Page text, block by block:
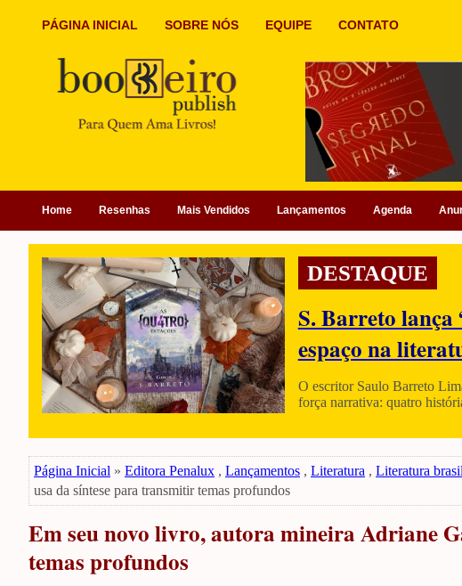
PÁGINA INICIAL SOBRE NÓS EQUIPE CONTATO
Home Resenhas Mais Vendidos Lançamentos Agenda
DESTAQUE
S. Barreto lança
espaço na
O escritor Saulo Barreto
força narrativa: quatro
Página Inicial » Editora Penalux , Lançamentos , Literatura , Literatura
usa da síntese para transmitir temas profundos
Em seu novo livro, autora mineira Adriane
temas profundos